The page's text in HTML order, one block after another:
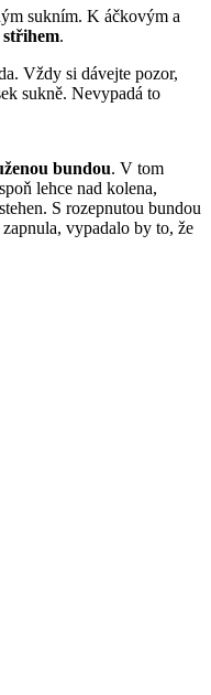
sukním. K áčkovým a
.
Vždy si dávejte pozor,
sukně. Nevypadá to
bundou. V tom
lehce nad kolena,
S rozepnutou bundou
vypadalo by to, že